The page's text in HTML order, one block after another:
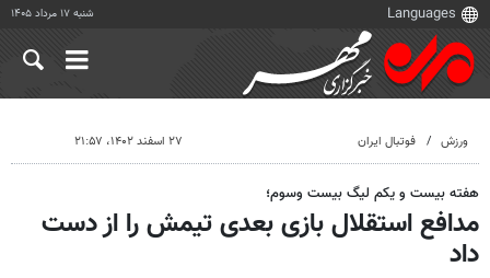
شنبه ۱۷ مرداد ۱۴۰۵
ورزش فوتبال ایران ۲۷ اسفند ۱۴۰۲، ۲۱:۵۷
هفته بیست و یکم لیگ بیست وسوم؛
مدافع استقلال بازی بعدی تیمش را از دست
داد